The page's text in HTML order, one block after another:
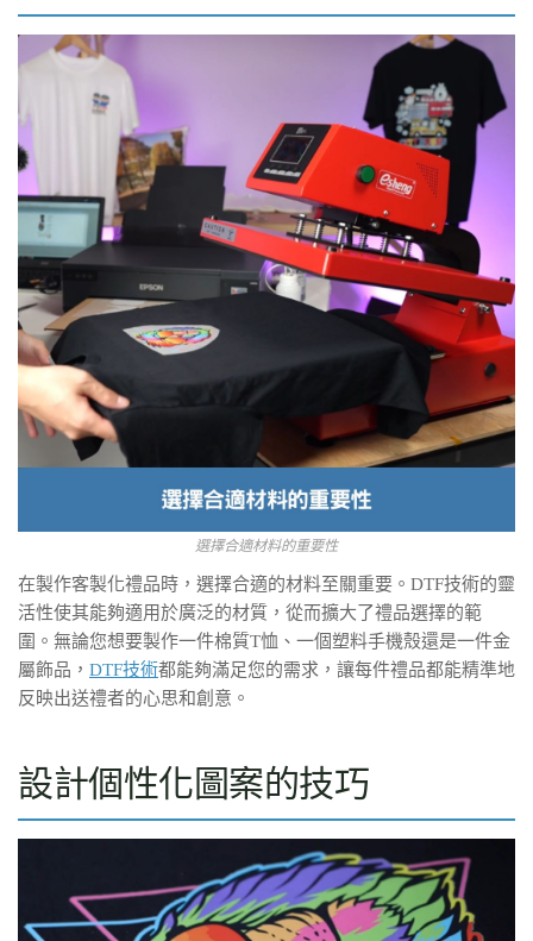
選擇合適材料的重要性
在製作客製化禮品時，選擇合適的材料至關重要。DTF技術的靈
活性使其能夠適用於廣泛的材質，從而擴大了禮品選擇的範
圍。無論您想要製作一件棉質T恤、一個塑料手機殼還是一件金
屬飾品， DTF技術都能夠滿足您的需求，讓每件禮品都能精準地
反映出送禮者的心思和創意。
設計個性化圖案的技巧